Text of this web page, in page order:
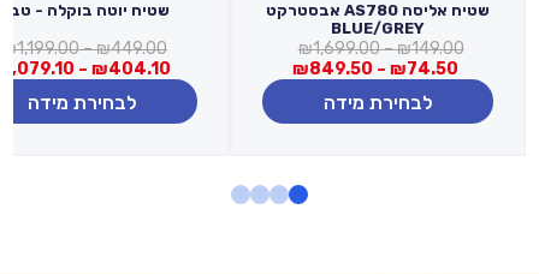
שטיח אליסה AS780 אבסטרקט
BLUE/GREY
₪149.00
–
₪1,699.00
טווח
מחירים:
⁦₪1,699.00⁩
₪74.50
–
₪849.50
טווח
מחירים:
עד
לבחירת מידה
שטיח יוטה בוקלה -
₪449.00
–
₪1,199.00
₪404.10
–
1,079.10
לבחירת מידה